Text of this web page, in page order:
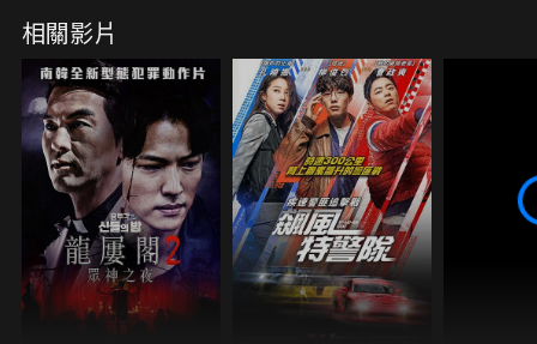
相關影片